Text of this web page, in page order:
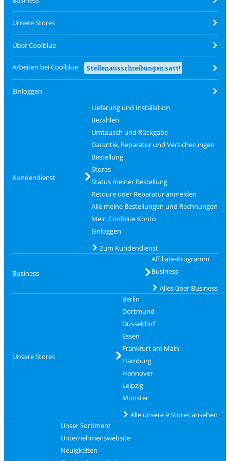
Unsere Stores
Über Coolblue
Arbeiten bei Coolblue Stellenausschreibungen satt!
Einloggen
Kundendienst
Lieferung und Installation
Bezahlen
Umtausch und Rückgabe
Garantie, Reparatur und Versicherungen
Bestellung
Stores
Status meiner Bestellung
Retoure oder Reparatur anmelden
Alle meine Bestellungen und Rechnungen
Mein Coolblue Konto
Einloggen
Zum Kundendienst
Business
Affiliate-Programm
Business
Alles über Business
Unsere Stores
Berlin
Dortmund
Düsseldorf
Essen
Frankfurt am Main
Hamburg
Hannover
Leipzig
Münster
Alle unsere 9 Stores ansehen
Unser Sortiment
Unternehmenswebsite
Neuigkeiten